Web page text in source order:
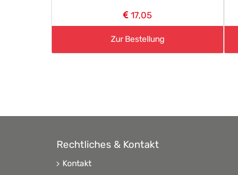
17,05
Zur Bestellung
Rechtliches & Kontakt
Kontakt